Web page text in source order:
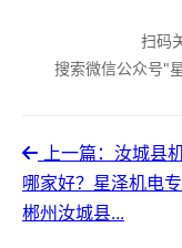
扫码
搜索微信公众号"
上一篇：汝城县
哪家好？星泽机电
郴州汝城县...